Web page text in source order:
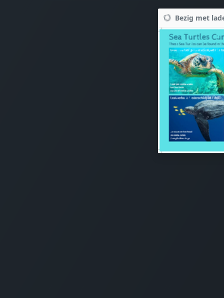
Bezig met